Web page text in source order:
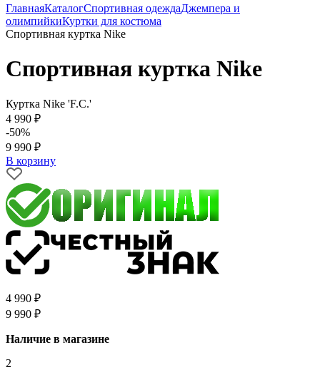
ГлавнаяКаталогСпортивная одеждаДжемпера и
олимпийкиКуртки для костюма
Спортивная куртка Nike
Спортивная куртка Nike
Куртка Nike 'F.C.'
4 990 ₽
-50%
9 990 ₽
В корзину
4 990 ₽
9 990 ₽
Наличие в магазине
2